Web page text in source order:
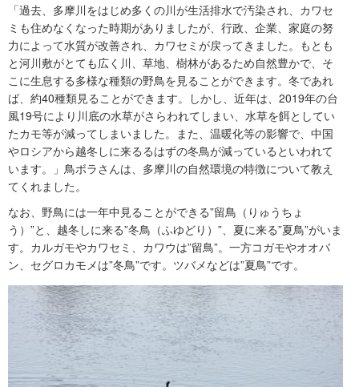
「過去、多摩川をはじめ多くの川が生活排水で汚染され、カワセ
ミも住めなくなった時期がありましたが、行政、企業、家庭の努
力によって水質が改善され、カワセミが戻ってきました。もとも
と河川敷がとても広く川、草地、樹林があるため自然豊かで、そ
こに生息する多様な種類の野鳥を見ることができます。冬であれ
ば、約40種類見ることができます。しかし、近年は、2019年の台
風19号により川底の水草がさらわれてしまい、水草を餌としてい
たカモ等が減ってしまいました。また、温暖化等の影響で、中国
やロシアから越冬しに来るるはずの冬鳥が減っているといわれて
います。」鳥ボラさんは、多摩川の自然環境の特徴について教え
てくれました。
なお、野鳥には一年中見ることができる”留鳥（りゅうちょ
う）”と、越冬しに来る”冬鳥（ふゆどり）”、夏に来る”夏鳥”がいま
す。カルガモやカワセミ、カワウは”留鳥”。一方コガモやオオバ
ン、セグロカモメは”冬鳥”です。ツバメなどは”夏鳥”です。